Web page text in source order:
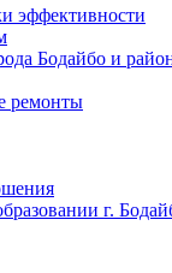
эффективности
Бодайбо и
ремонты
г.